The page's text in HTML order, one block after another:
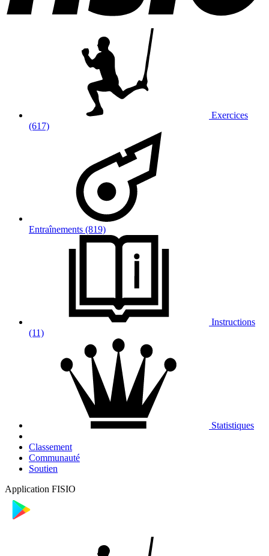
Exercices
(617)
Entraînements (819)
Instructions
(11)
Statistiques
Classement
Communauté
Soutien
Application FISIO